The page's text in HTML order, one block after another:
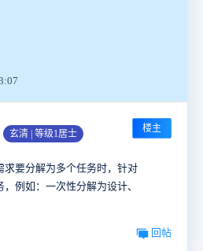
玄清 | 等级1居士 楼主
求要分解为多个任务时，针对
例如：一次性分解为设计、
回帖